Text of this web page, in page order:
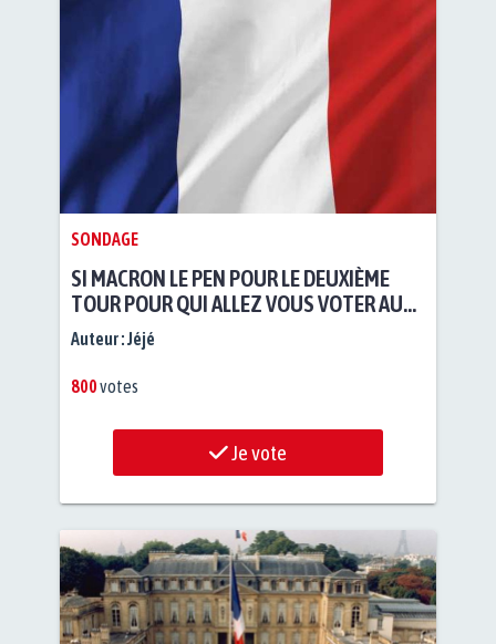
SONDAGE
SI MACRON LE PEN POUR LE DEUXIÈME
TOUR POUR QUI ALLEZ VOUS VOTER AU
DEUXIÈME TOUR DE LA PRÉSIDENCE
Auteur : Jéjé
800votes
Je vote